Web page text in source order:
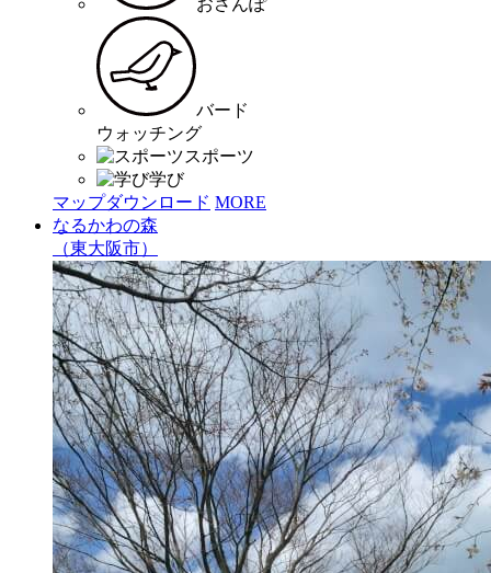
おさんぽ
バード
ウォッチング
スポーツ
学び
マップダウンロード MORE
なるかわの森
（東大阪市）